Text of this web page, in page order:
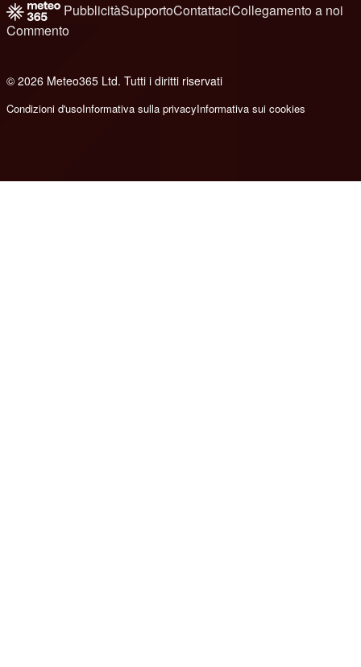
PubblicitàSupportoContattaciCollegamento a noi
Commento
© 2026 Meteo365 Ltd. Tutti i diritti riservati
Condizioni d'usoInformativa sulla privacyInformativa sui cookies